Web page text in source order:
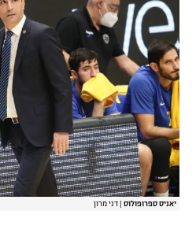
יאניס ספרופולוס דני מרון